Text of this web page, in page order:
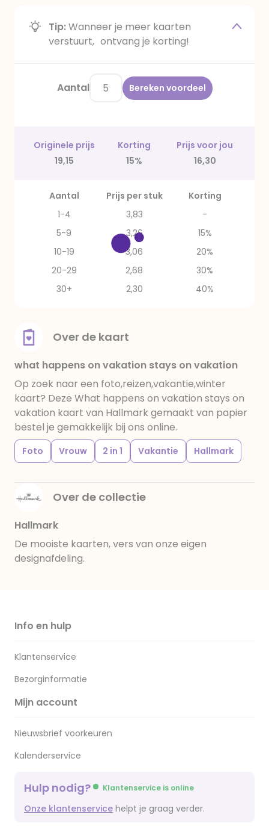
Tip:Wanneer je meer kaarten
verstuurt, ontvang je korting!
Aantal Bereken voordeel
Originele prijs Korting
Prijs voor jou
19,15
15% 16,30
Aantal Prijs per stuk
Korting
1-4
3,83
-
5-9
3,26
15%
10-19
3,06
20%
20-29
2,68
30%
30+
2,30 40%
Over de kaart
what happens on vakation stays on vakation
Op zoek naar een foto,reizen,vakantie,winter
kaart? Deze What happens on vakation stays on
vakation kaart van Hallmark gemaakt van papier
bestel je gemakkelijk bij ons online.
Foto Vrouw 2 in 1 Vakantie Hallmark
Over de collectie
Hallmark
De mooiste kaarten, vers van onze eigen
designafdeling.
Info en hulp
Klantenservice
Bezorginformatie
Mijn account
Nieuwsbrief voorkeuren
Kalenderservice
Hulp nodig? Klantenservice is online
Onze klantenservice helpt je graag verder.